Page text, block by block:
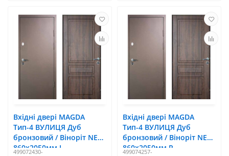
Вхідні двері MAGDA
Тип-4 ВУЛИЦЯ Дуб
бронзовий / Віноріт NEW
860х2050мм L
499072430-
Вхідні двері MAGDA
Тип-4 ВУЛИЦЯ Дуб
бронзовий / Віноріт NEW
860х2050мм R
499074257-